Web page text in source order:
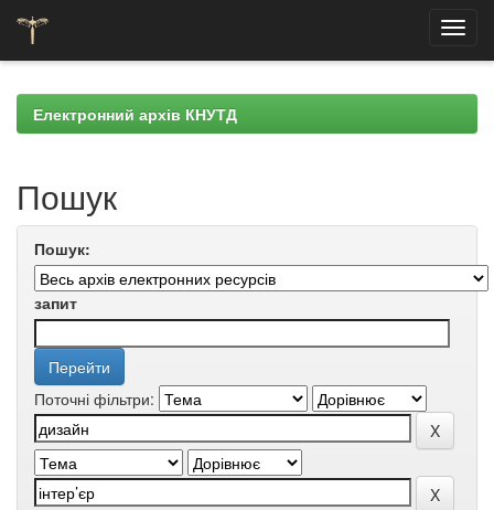
navigationЕлектронний архів КНУТД
Пошук
Пошук:
запит
Поточні фільтри: